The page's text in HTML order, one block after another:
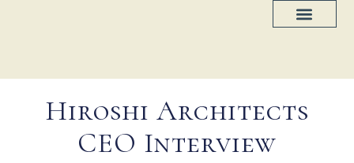
Hiroshi Architects
CEO Interview